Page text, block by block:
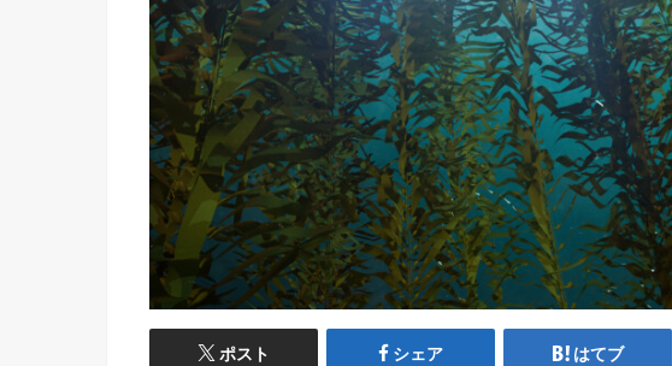
ポスト シェア はてブ